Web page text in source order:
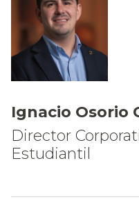
Ignacio Osorio
Director
Estudiantil